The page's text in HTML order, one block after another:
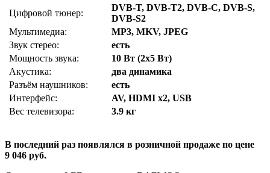
Цифровой тюнер:
DVB-T, DVB-T2, DVB-C, DVB-S,
DVB-S2
Мультимедиа:
MP3, MKV, JPEG
Звук стерео:
есть
Мощность звука:
10 Вт (2х5 Вт)
Акустика:
два динамика
Разъём наушников:
есть
Интерфейс:
AV, HDMI x2, USB
Вес телевизора:
3.9 кг
В последний раз появлялся в розничной продаже по цене
9 046 руб.